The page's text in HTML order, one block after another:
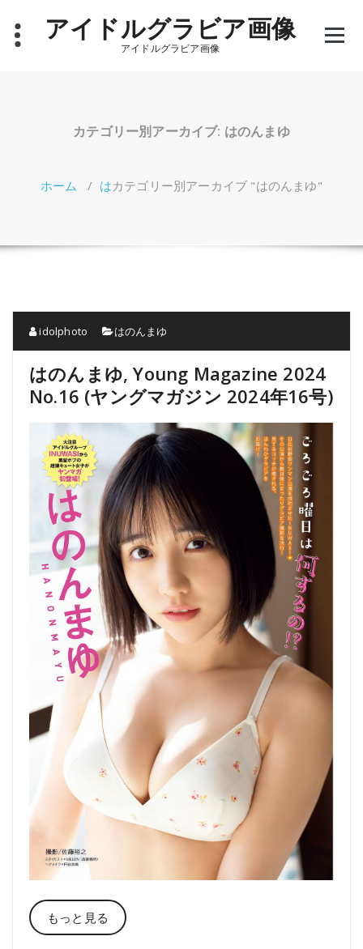
アイドルグラビア画像
アイドルグラビア画像
カテゴリー別アーカイブ: はのんまゆ
ホーム / はカテゴリー別アーカイブ "はのんまゆ"
idolphoto はのんまゆ
はのんまゆ, Young Magazine 2024
No.16 (ヤングマガジン 2024年16号)
もっと見る